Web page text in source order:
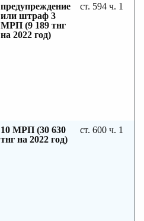
предупреждение
или штраф 3
МРП (9 189 тнг
на 2022 год)
ст. 594 ч. 1
10 МРП (30 630
тнг на 2022 год)
ст. 600 ч. 1